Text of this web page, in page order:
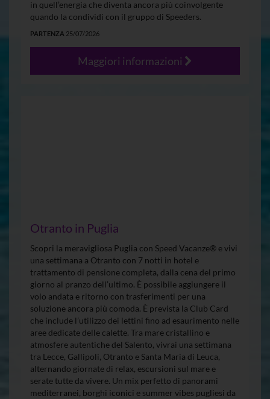
in quell’energia che diventa ancora più coinvolgente
quando la condividi con il gruppo di Speeders.
PARTENZA 25/07/2026
Maggiori informazioni
Otranto in Puglia
Scopri la meravigliosa Puglia con Speed Vacanze® e vivi
una settimana a Otranto con 7 notti in hotel e
trattamento di pensione completa, dalla cena del primo
giorno al pranzo dell’ultimo. È possibile aggiungere il
volo andata e ritorno con trasferimenti per una
soluzione ancora più comoda. È prevista la Club Card
che include l’utilizzo dei lettini fino ad esaurimento nelle
aree dedicate delle calette. Tra mare cristallino e
atmosfere autentiche del Salento, vivrai una settimana
tra Lecce, Gallipoli, Otranto e Santa Maria di Leuca,
alternando giornate di relax, escursioni sul mare e
serate tutte da vivere. Un mix perfetto di panorami
mediterranei, borghi iconici e summer vibes pugliesi da